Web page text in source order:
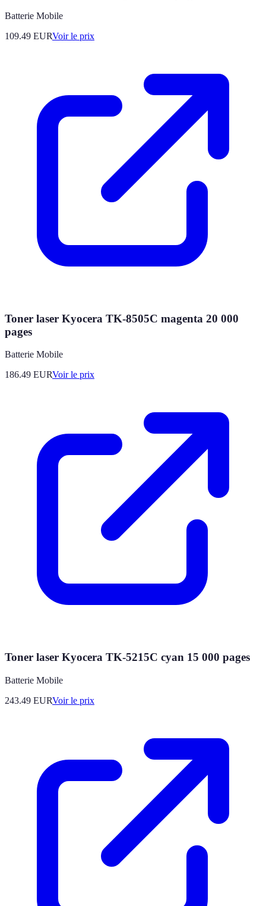
Batterie Mobile
109.49 EURVoir le prix
Toner laser Kyocera TK-8505C magenta 20 000
pages
Batterie Mobile
186.49 EURVoir le prix
Toner laser Kyocera TK-5215C cyan 15 000 pages
Batterie Mobile
243.49 EURVoir le prix